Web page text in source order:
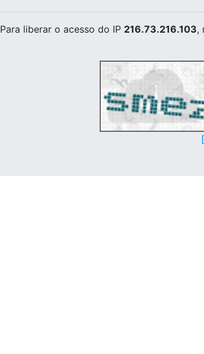
Para liberar o acesso do IP 216.73.216.103,